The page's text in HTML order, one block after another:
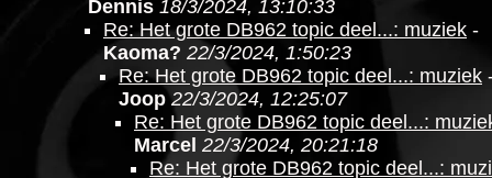
Dennis 18/3/2024, 13:10:33
Re: Het grote DB962 topic deel...: muziek -
Kaoma? 22/3/2024, 1:50:23
Re: Het grote DB962 topic deel...: muziek
Joop 22/3/2024, 12:25:07
Re: Het grote DB962 topic deel...:
Marcel 22/3/2024, 20:21:18
Re: Het grote DB962 topic deel...: